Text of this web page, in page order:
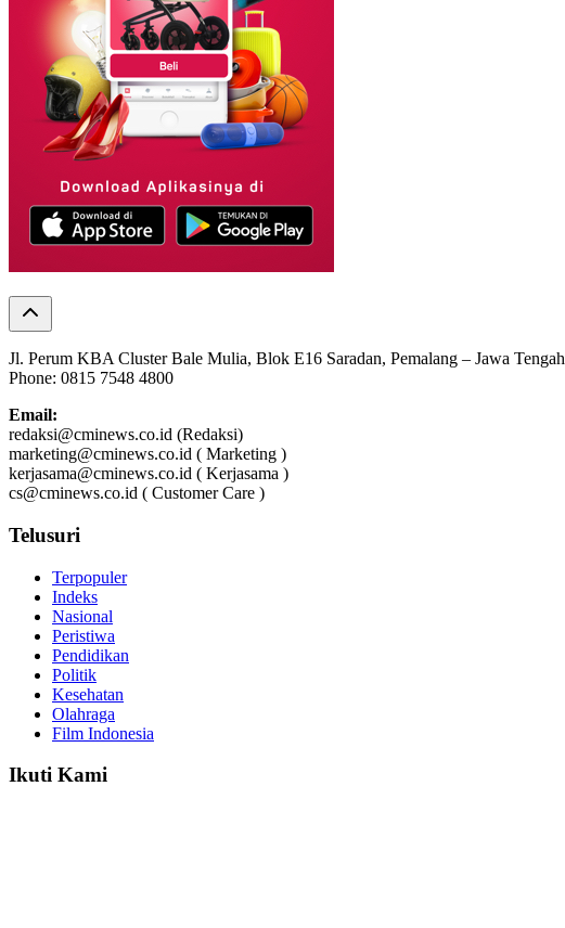
Jl. Perum KBA Cluster Bale Mulia, Blok E16 Saradan, Pemalang – Jawa Tengah
Phone: 0815 7548 4800
Email:
redaksi@cminews.co.id (Redaksi)
marketing@cminews.co.id ( Marketing )
kerjasama@cminews.co.id ( Kerjasama )
cs@cminews.co.id ( Customer Care )
Telusuri
Terpopuler
Indeks
Nasional
Peristiwa
Pendidikan
Politik
Kesehatan
Olahraga
Film Indonesia
Ikuti Kami